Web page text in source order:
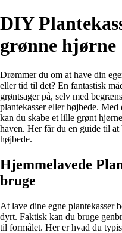
DIY
grønne hjørne
Drømmer du om at have din
eller tid til det? En fantastisk
grøntsager på, selv med
plantekasser eller højbede.
kan du skabe et lille grønt
haven. Her får du en guide til at
højbede.
Hjemmelavede
bruge
At lave dine egne plantekasser
dyrt. Faktisk kan du bruge
til formålet. Her er hvad du